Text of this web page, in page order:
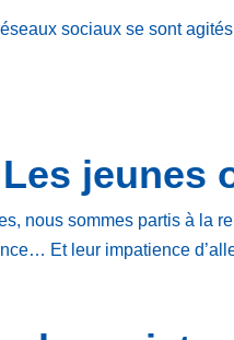
sociaux se sont
jeunes
nous sommes partis à la
Et leur impatience